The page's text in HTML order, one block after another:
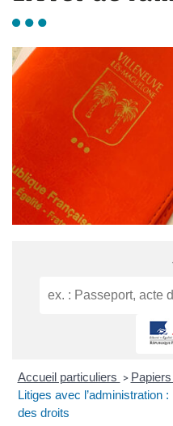
Accueil particuliers >
Litiges avec l’administration
des droits